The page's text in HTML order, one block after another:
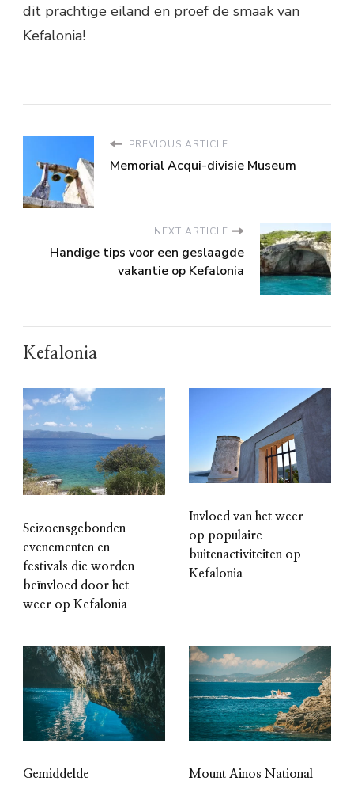
dit prachtige eiland en proef de smaak van
Kefalonia!
PREVIOUS ARTICLE
Memorial Acqui-divisie Museum
NEXT ARTICLE
Handige tips voor een geslaagde
vakantie op Kefalonia
Kefalonia
Seizoensgebonden
evenementen en
festivals die worden
beïnvloed door het
weer op Kefalonia
Invloed van het weer
op populaire
buitenactiviteiten op
Kefalonia
Gemiddelde
Mount Ainos National